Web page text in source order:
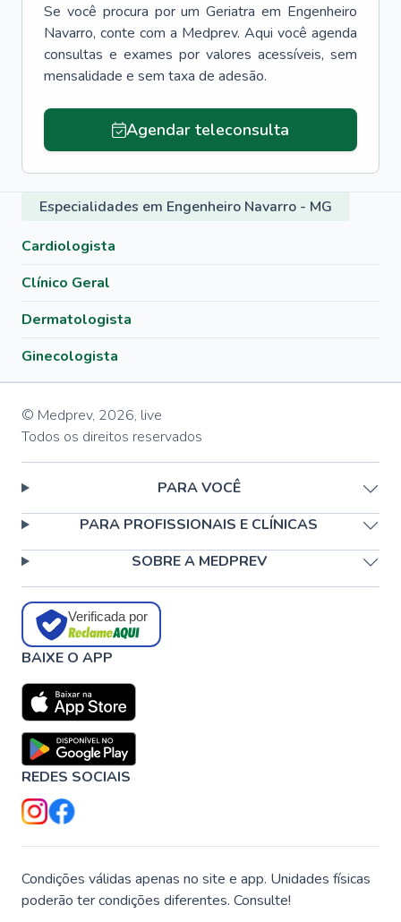
Se você procura por um Geriatra em Engenheiro
Navarro, conte com a Medprev. Aqui você agenda
consultas e exames por valores acessíveis, sem
mensalidade e sem taxa de adesão.
Agendar teleconsulta
Especialidades em Engenheiro Navarro - MG
Cardiologista
Clínico Geral
Dermatologista
Ginecologista
© Medprev, 2026, live
Todos os direitos reservados
PARA VOCÊ
PARA PROFISSIONAIS E CLÍNICAS
SOBRE A MEDPREV
Verificada por
BAIXE O APP
REDES SOCIAIS
Condições válidas apenas no site e app. Unidades físicas
poderão ter condições diferentes. Consulte!